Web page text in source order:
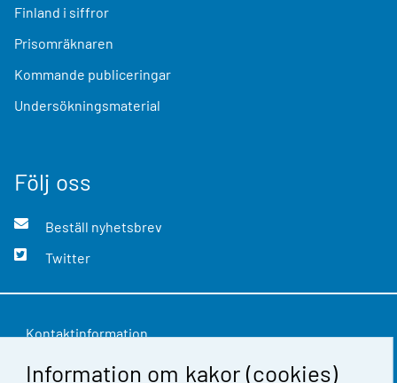
Information om kakor (cookies)
Finland i siffror
Prisomräknaren
Kommande publiceringar
Undersökningsmaterial
Följ oss
Beställ nyhetsbrev
Twitter
Kontaktinformation
Respons